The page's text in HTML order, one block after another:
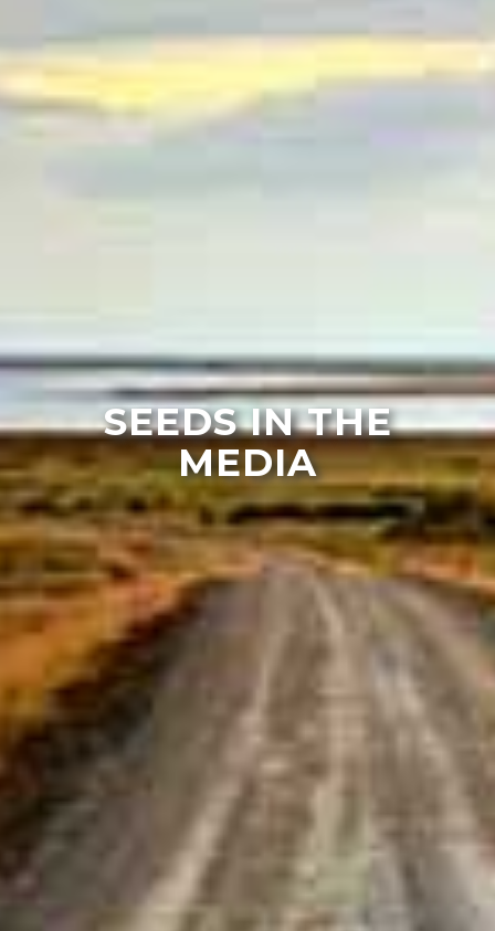
SEEDS IN THE
MEDIA